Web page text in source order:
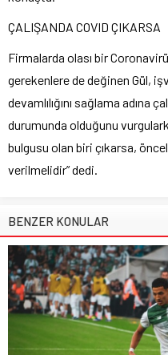
ÇALIŞANDA COVID ÇIKARSA
Firmalarda olası bir
gerekenlere de değinen Gül,
devamlılığını sağlama adına
durumunda olduğunu
bulgusu olan biri çıkarsa,
verilmelidir” dedi.
BENZER KONULAR